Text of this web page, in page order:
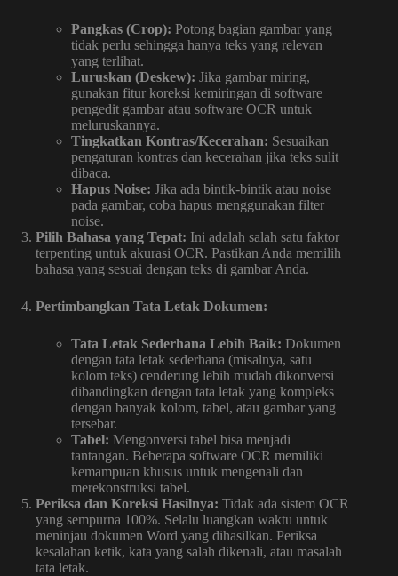
Pangkas (Crop): Potong bagian gambar yang
tidak perlu sehingga hanya teks yang relevan
yang terlihat.
Luruskan (Deskew): Jika gambar miring,
gunakan fitur koreksi kemiringan di software
pengedit gambar atau software OCR untuk
meluruskannya.
Tingkatkan Kontras/Kecerahan: Sesuaikan
pengaturan kontras dan kecerahan jika teks sulit
dibaca.
Hapus Noise: Jika ada bintik-bintik atau noise
pada gambar, coba hapus menggunakan filter
noise.
Pilih Bahasa yang Tepat: Ini adalah salah satu faktor
terpenting untuk akurasi OCR. Pastikan Anda memilih
bahasa yang sesuai dengan teks di gambar Anda.
Pertimbangkan Tata Letak Dokumen:
Tata Letak Sederhana Lebih Baik: Dokumen
dengan tata letak sederhana (misalnya, satu
kolom teks) cenderung lebih mudah dikonversi
dibandingkan dengan tata letak yang kompleks
dengan banyak kolom, tabel, atau gambar yang
tersebar.
Tabel: Mengonversi tabel bisa menjadi
tantangan. Beberapa software OCR memiliki
kemampuan khusus untuk mengenali dan
merekonstruksi tabel.
Periksa dan Koreksi Hasilnya: Tidak ada sistem OCR
yang sempurna 100%. Selalu luangkan waktu untuk
meninjau dokumen Word yang dihasilkan. Periksa
kesalahan ketik, kata yang salah dikenali, atau masalah
tata letak.